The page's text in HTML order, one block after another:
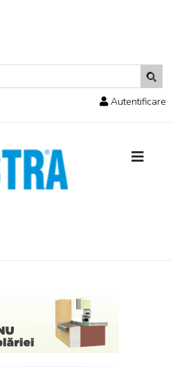
Autentificare